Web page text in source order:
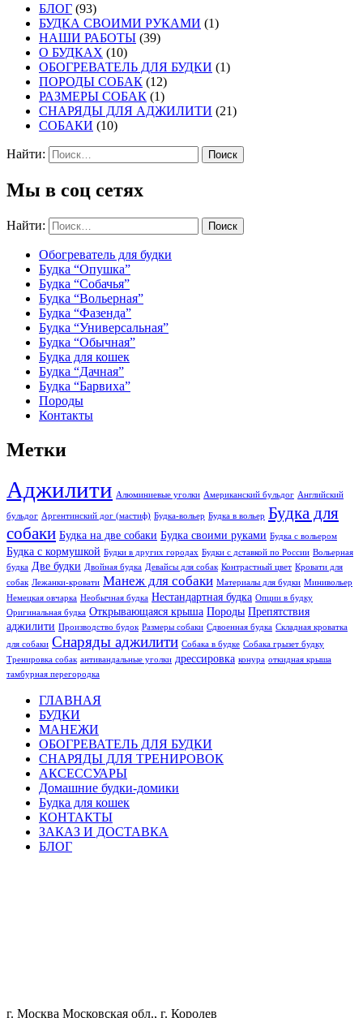
БЛОГ (93)
БУДКА СВОИМИ РУКАМИ (1)
НАШИ РАБОТЫ (39)
О БУДКАХ (10)
ОБОГРЕВАТЕЛЬ ДЛЯ БУДКИ (1)
ПОРОДЫ СОБАК (12)
РАЗМЕРЫ СОБАК (1)
СНАРЯДЫ ДЛЯ АДЖИЛИТИ (21)
СОБАКИ (10)
Найти:
Мы в соц сетях
Найти:
Обогреватель для будки
Будка “Опушка”
Будка “Собачья”
Будка “Вольерная”
Будка “Фазенда”
Будка “Универсальная”
Будка “Обычная”
Будка для кошек
Будка “Дачная”
Будка “Барвиха”
Породы
Контакты
Метки
Аджилити Алюминиевые уголки Американский бульдог Английский
бульдог Аргентинский дог (мастиф) Будка-вольер Будка в вольер Будка для
собаки Будка на две собаки Будка своими руками Будка с вольером
Будка с кормушкой Будки в других городах Будки с дставкой по России Вольерная
будка Две будки Двойная будка Девайсы для собак Контрастный цвет Кровати для
собак Лежанки-кровати Манеж для собаки Материалы для будки Минивольер
Немецкая овчарка Необычная будка Нестандартная будка Опции в будку
Оригинальная будка Открывающаяся крыша Породы Препятствия
аджилити Производство будок Размеры собаки Сдвоенная будка Складная кроватка
для собаки Снаряды аджилити Собака в будке Собака грызет будку
Тренировка собак антивандальные уголки дрессировка конура откидная крыша
тамбурная перегородка
ГЛАВНАЯ
БУДКИ
МАНЕЖИ
ОБОГРЕВАТЕЛЬ ДЛЯ БУДКИ
СНАРЯДЫ ДЛЯ ТРЕНИРОВОК
АКСЕССУАРЫ
Домашние будки-домики
Будка для кошек
КОНТАКТЫ
ЗАКАЗ И ДОСТАВКА
БЛОГ
г. Москва Московская обл., г. Королев